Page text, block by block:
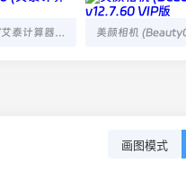
HiPER Calc Pro (艾泰计算器) v11.2.3
画图模式